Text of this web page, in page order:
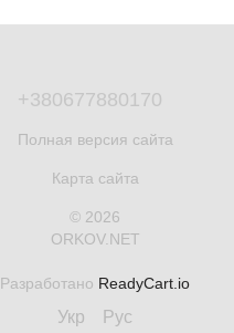
+380677880170
Полная версия сайта
Карта сайта
© 2026
ORKOV.NET
Разработано ReadyCart.io
Укр Рус